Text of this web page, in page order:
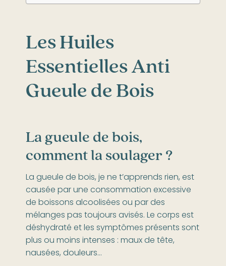
Les Huiles
Essentielles Anti
Gueule de Bois
La gueule de bois,
comment la soulager ?
La gueule de bois, je ne t’apprends rien, est
causée par une consommation excessive
de boissons alcoolisées ou par des
mélanges pas toujours avisés. Le corps est
déshydraté et les symptômes présents sont
plus ou moins intenses : maux de tête,
nausées, douleurs…